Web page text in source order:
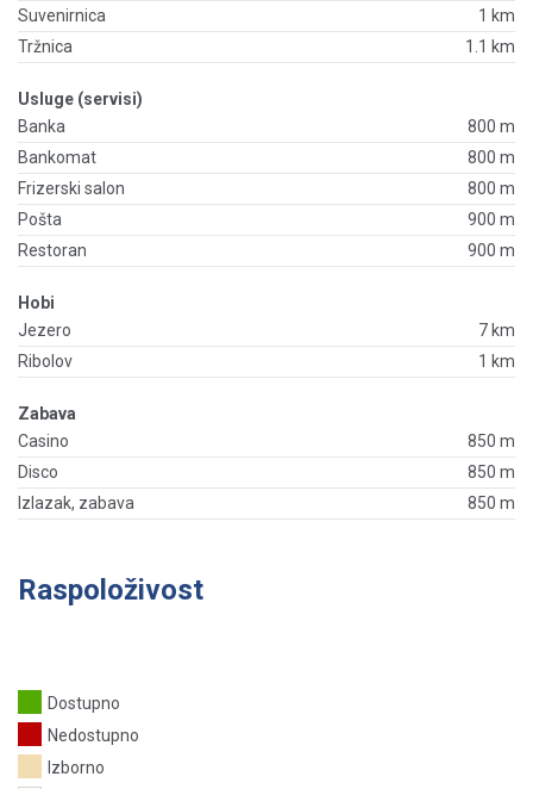
Suvenirnica
1 km
Tržnica
1.1 km
Usluge (servisi)
Banka
800 m
Bankomat
800 m
Frizerski salon
800 m
Pošta
900 m
Restoran
900 m
Hobi
Jezero
7 km
Ribolov
1 km
Zabava
Casino
850 m
Disco
850 m
Izlazak, zabava
850 m
Raspoloživost
Dostupno
Nedostupno
Izborno